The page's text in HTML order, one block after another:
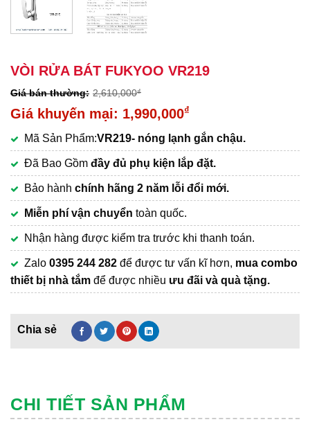
VÒI RỬA BÁT FUKYOO VR219
2,610,000₫
Giá
là:
2,610,000₫.
1,990,000₫
hiện
tại
là:
1,990,000₫.
Mã Sản Phẩm:VR219- nóng lạnh gắn chậu.
Đã Bao Gồm đầy đủ phụ kiện lắp đặt.
Bảo hành chính hãng 2 năm lỗi đổi mới.
Miễn phí vận chuyển toàn quốc.
Nhận hàng được kiểm tra trước khi thanh toán.
Zalo 0395 244 282 để được tư vấn kĩ hơn, mua combo
thiết bị nhà tắm để được nhiều ưu đãi và quà tặng.
CHI TIẾT SẢN PHẨM